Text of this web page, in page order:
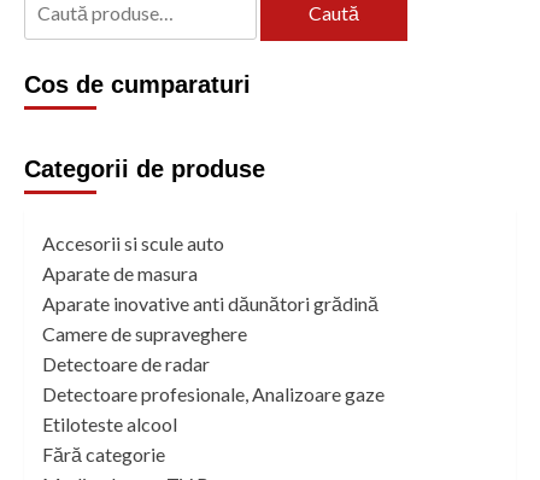
Caută
Cos de cumparaturi
Categorii de produse
Accesorii si scule auto
Aparate de masura
Aparate inovative anti dăunători grădină
Camere de supraveghere
Detectoare de radar
Detectoare profesionale, Analizoare gaze
Etiloteste alcool
Fără categorie